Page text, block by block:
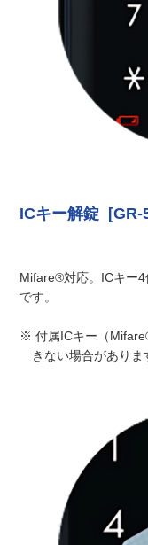
ICキー解錠 [GR-
Mifare®対応。ICキー
です。
※ 付属ICキー（
きない場合がありま